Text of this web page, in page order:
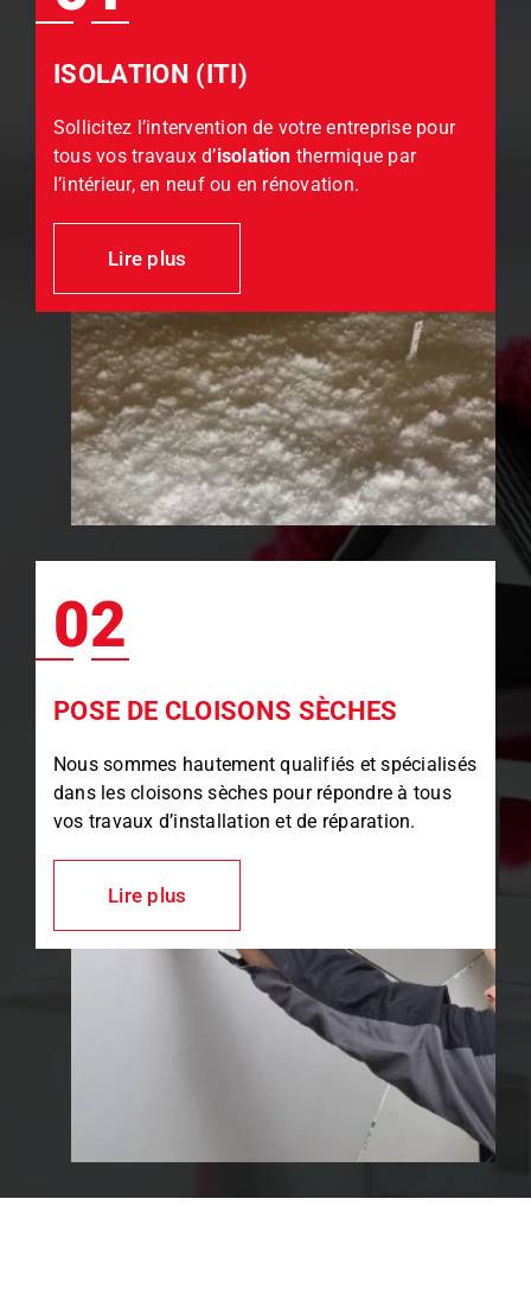
ISOLATION (ITI)
Sollicitez l’intervention de votre entreprise pour
tous vos travaux d’isolation thermique par
l’intérieur, en neuf ou en rénovation.
Lire plus
02
POSE DE CLOISONS SÈCHES
Nous sommes hautement qualifiés et spécialisés
dans les cloisons sèches pour répondre à tous
vos travaux d’installation et de réparation.
Lire plus